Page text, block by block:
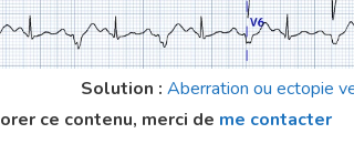
Solution : Aberration ou ectopie
ce contenu, merci de me contacter